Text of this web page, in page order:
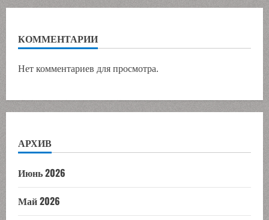
КОММЕНТАРИИ
Нет комментариев для просмотра.
АРХИВ
Июнь 2026
Май 2026